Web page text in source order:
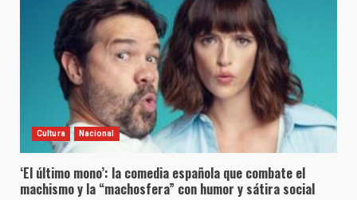
Cultura Nacional
‘El último mono’: la comedia española que combate el
machismo y la “machosfera” con humor y sátira social